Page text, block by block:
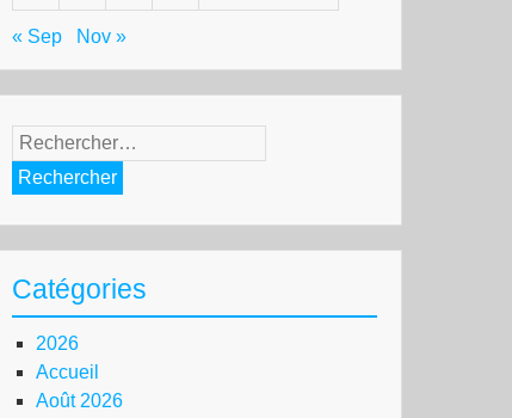
« Sep Nov »
Rechercher :
Catégories
2026
Accueil
Août 2026